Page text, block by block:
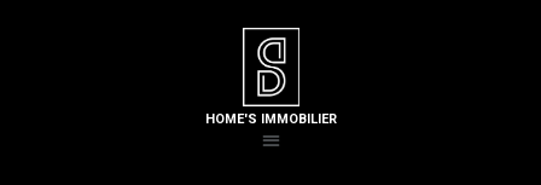
HOME'S IMMOBILIER
ALT=HOME’S IMMOBILIER
AGENCE IMMOBILIERE LE